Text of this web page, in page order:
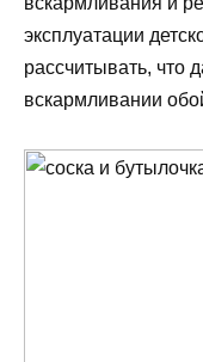
эксплуатации
рассчитывать, что
вскармливании